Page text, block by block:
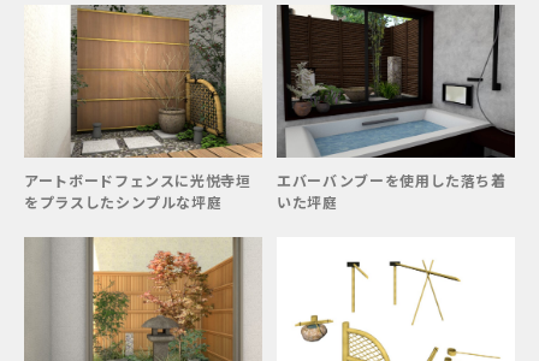
アートボードフェンスに光悦寺垣
をプラスしたシンプルな坪庭
エバーバンブーを使用した落ち着
いた坪庭